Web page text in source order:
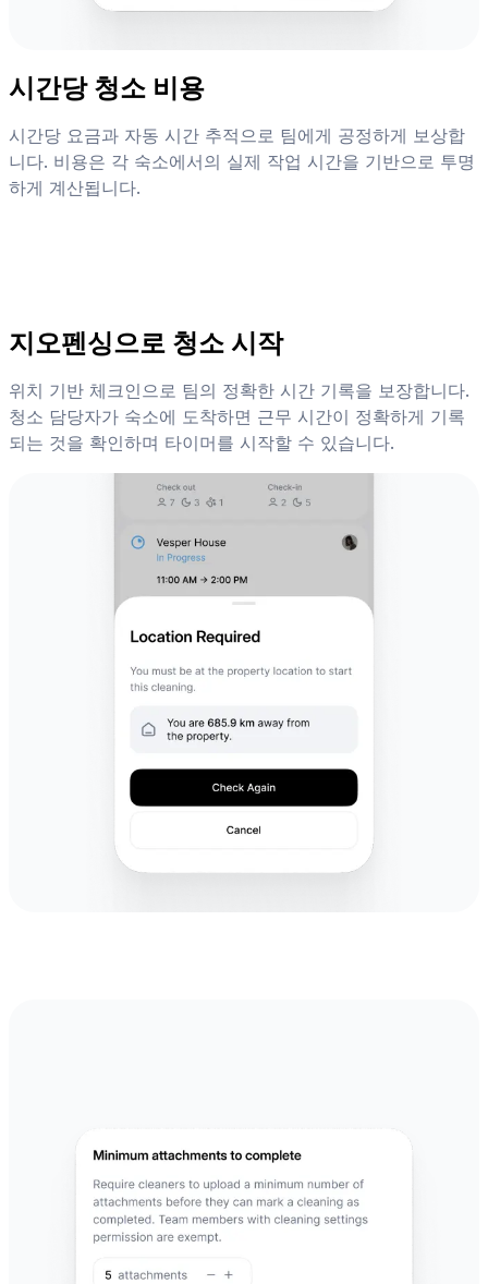
시간당 청소 비용
시간당 요금과 자동 시간 추적으로 팀에게 공정하게 보상합
니다. 비용은 각 숙소에서의 실제 작업 시간을 기반으로 투명
하게 계산됩니다.
지오펜싱으로 청소 시작
위치 기반 체크인으로 팀의 정확한 시간 기록을 보장합니다.
청소 담당자가 숙소에 도착하면 근무 시간이 정확하게 기록
되는 것을 확인하며 타이머를 시작할 수 있습니다.